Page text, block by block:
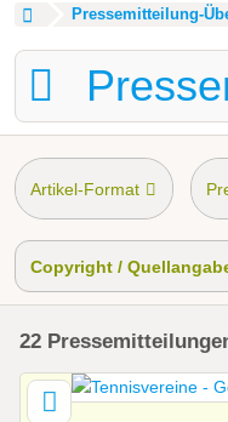
Pressemitteilung-
Artikel-Format
Copyright /
22